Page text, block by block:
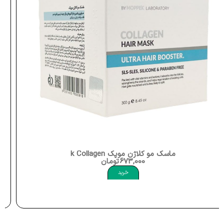
شامپو متعادل کننده چربی موپک Moppek Oil Control Shampoo Oily Scalp Dry Ends
837,000
خرید